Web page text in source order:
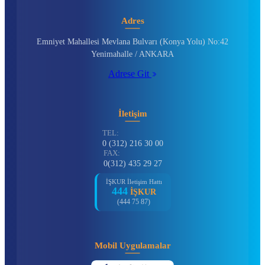
Adres
Emniyet Mahallesi Mevlana Bulvarı (Konya Yolu) No:42
Yenimahalle / ANKARA
Adrese Git
İletişim
TEL:
0 (312) 216 30 00
FAX:
0(312) 435 29 27
İŞKUR İletişim Hattı
444 İŞKUR
(444 75 87)
Mobil Uygulamalar